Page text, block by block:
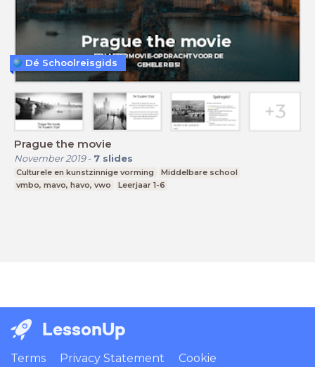
Prague the movie
November 2019- 7 slides
Culturele en kunstzinnige vorming
Middelbare school
vmbo, mavo, havo, vwo
Leerjaar 1-6
Dé Schoolreisgids
LessonUp
Terms Privacy Statement
Cookie